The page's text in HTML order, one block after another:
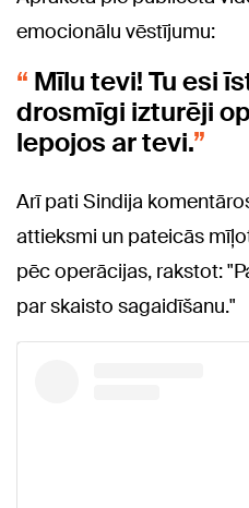
emocionālu vēstījumu:
Mīlu tevi! Tu esi
drosmīgi izturēji
lepojos ar tevi.
Arī pati Sindija
attieksmi un pateicās
pēc operācijas, rakstot:
par skaisto sagaidīšanu."